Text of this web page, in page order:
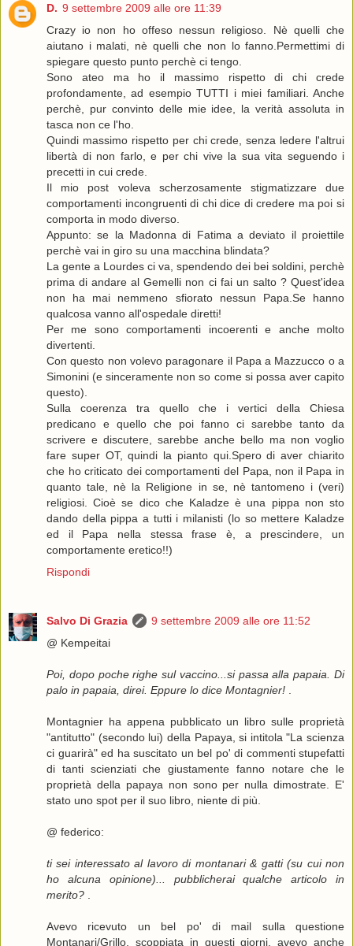
D. 9 settembre 2009 alle ore 11:39
Crazy io non ho offeso nessun religioso. Nè quelli che
aiutano i malati, nè quelli che non lo fanno.Permettimi di
spiegare questo punto perchè ci tengo.
Sono ateo ma ho il massimo rispetto di chi crede
profondamente, ad esempio TUTTI i miei familiari. Anche
perchè, pur convinto delle mie idee, la verità assoluta in
tasca non ce l'ho.
Quindi massimo rispetto per chi crede, senza ledere l'altrui
libertà di non farlo, e per chi vive la sua vita seguendo i
precetti in cui crede.
Il mio post voleva scherzosamente stigmatizzare due
comportamenti incongruenti di chi dice di credere ma poi si
comporta in modo diverso.
Appunto: se la Madonna di Fatima a deviato il proiettile
perchè vai in giro su una macchina blindata?
La gente a Lourdes ci va, spendendo dei bei soldini, perchè
prima di andare al Gemelli non ci fai un salto ? Quest'idea
non ha mai nemmeno sfiorato nessun Papa.Se hanno
qualcosa vanno all'ospedale diretti!
Per me sono comportamenti incoerenti e anche molto
divertenti.
Con questo non volevo paragonare il Papa a Mazzucco o a
Simonini (e sinceramente non so come si possa aver capito
questo).
Sulla coerenza tra quello che i vertici della Chiesa
predicano e quello che poi fanno ci sarebbe tanto da
scrivere e discutere, sarebbe anche bello ma non voglio
fare super OT, quindi la pianto qui.Spero di aver chiarito
che ho criticato dei comportamenti del Papa, non il Papa in
quanto tale, nè la Religione in se, nè tantomeno i (veri)
religiosi. Cioè se dico che Kaladze è una pippa non sto
dando della pippa a tutti i milanisti (lo so mettere Kaladze
ed il Papa nella stessa frase è, a prescindere, un
comportamente eretico!!)
Rispondi
Salvo Di Grazia
9 settembre 2009 alle ore 11:52
@ Kempeitai
Poi, dopo poche righe sul vaccino...si passa alla papaia. Di
palo in papaia, direi. Eppure lo dice Montagnier!
Montagnier ha appena pubblicato un libro sulle proprietà
"antitutto" (secondo lui) della Papaya, si intitola "La scienza
ci guarirà" ed ha suscitato un bel po' di commenti stupefatti
di tanti scienziati che giustamente fanno notare che le
proprietà della papaya non sono per nulla dimostrate. E'
stato uno spot per il suo libro, niente di più.
@ federico:
ti sei interessato al lavoro di montanari & gatti (su cui non
ho alcuna opinione)... pubblicherai qualche articolo in
merito?
Avevo ricevuto un bel po' di mail sulla questione
Montanari/Grillo, scoppiata in questi giorni, avevo anche